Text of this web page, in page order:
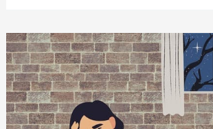
PAGA
LOS
GASTOS
DE
LUZ,
AGUA…?